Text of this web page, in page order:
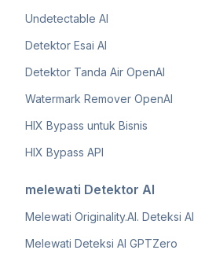
Undetectable AI
Detektor Esai AI
Detektor Tanda Air OpenAI
Watermark Remover OpenAI
HIX Bypass untuk Bisnis
HIX Bypass API
melewati Detektor AI
Melewati Originality.AI. Deteksi AI
Melewati Deteksi AI GPTZero